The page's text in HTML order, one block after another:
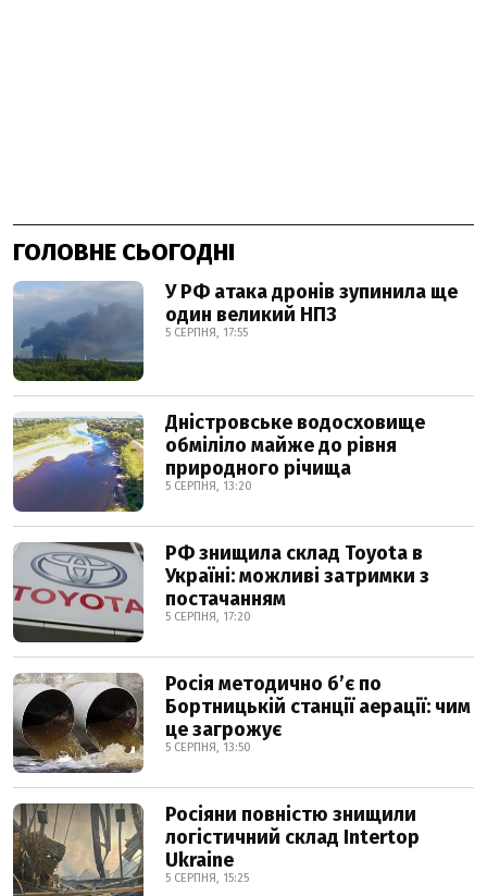
ГОЛОВНЕ СЬОГОДНІ
У РФ атака дронів зупинила ще
один великий НПЗ
5 СЕРПНЯ, 17:55
Дністровське водосховище
обміліло майже до рівня
природного річища
5 СЕРПНЯ, 13:20
РФ знищила склад Toyota в
Україні: можливі затримки з
постачанням
5 СЕРПНЯ, 17:20
Росія методично б’є по
Бортницькій станції аерації: чим
це загрожує
5 СЕРПНЯ, 13:50
Росіяни повністю знищили
логістичний склад Intertop
Ukraine
5 СЕРПНЯ, 15:25